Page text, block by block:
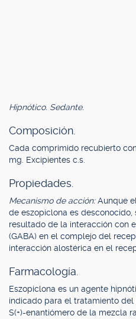
Hipnótico. Sedante.
Composición.
Cada comprimido recubierto
mg. Excipientes c.s.
Propiedades.
Mecanismo de acción:Aunque
de eszopiclona es
resultado de la interacción con
(GABA) en el complejo del
interacción alostérica en el
Farmacología.
Eszopiclona es un agente
indicado para el tratamiento del
S(+)-enantiómero de la mezcla